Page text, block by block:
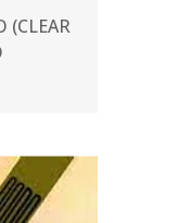
(CLEAR